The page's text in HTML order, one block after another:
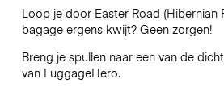
Loop je door Easter Road (Hibernian
bagage ergens kwijt? Geen zorgen!
Breng je spullen naar een van de
van LuggageHero.